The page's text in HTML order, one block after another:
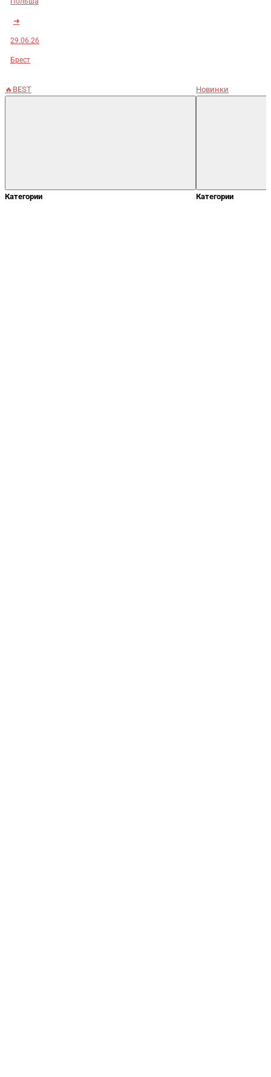
➜
29.06.26
Брест
🔥BEST
Категории
Новинки
Категории